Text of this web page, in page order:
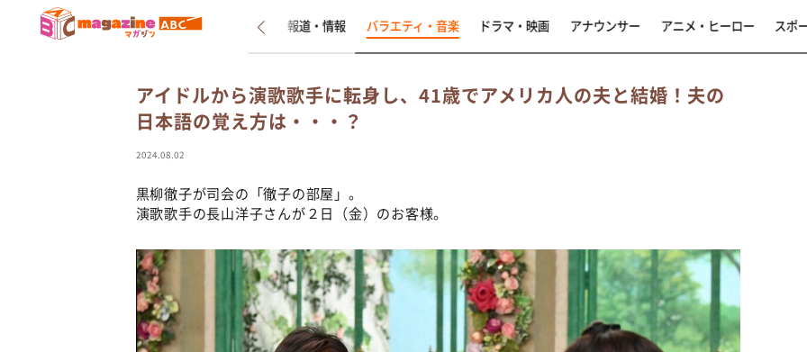
新着 インタビュー 報道・情報 バラエティ・音楽 ドラマ・映画 アナウンサー アニメ・ヒーロー スポ
アイドルから演歌歌手に転身し、41歳でアメリカ人の夫と結婚！夫の
日本語の覚え方は・・・？
2024.08.02
黒柳徹子が司会の「徹子の部屋」。
演歌歌手の長山洋子さんが２日（金）のお客様。